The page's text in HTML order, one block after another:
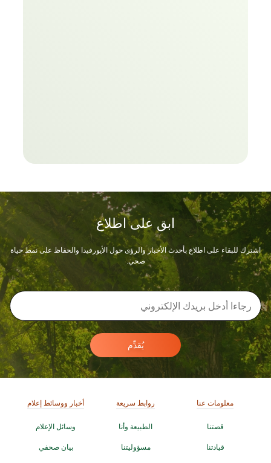
ابق على اطلاع
اشترك للبقاء على اطلاع بأحدث الأخبار والرؤى حول الأيورفيدا والحفاظ على نمط حياة
صحي.
يُقدِّم
معلومات عنا
قصتنا
قيادتنا
روابط سريعة
الطبيعة وأنا
مسؤوليتنا
أخبار ووسائط إعلام
وسائل الإعلام
بيان صحفي